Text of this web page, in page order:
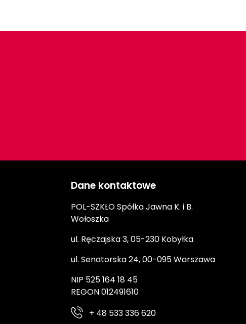
Dane kontaktowe
POL-SZKŁO Spółka Jawna K. i B.
Wołoszka
ul. Ręczajska 3, 05-230 Kobyłka
ul. Senatorska 24, 00-095 Warszawa
NIP 525 164 18 45
REGON 012491610
+ 48 533 336 620